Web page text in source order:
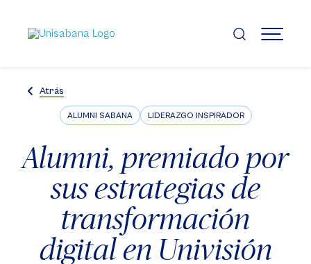
contenido
principal
MENÚ
Atrás
ALUMNI SABANA LIDERAZGO INSPIRADOR
Alumni, premiado por
sus estrategias de
transformación
digital en Univisión